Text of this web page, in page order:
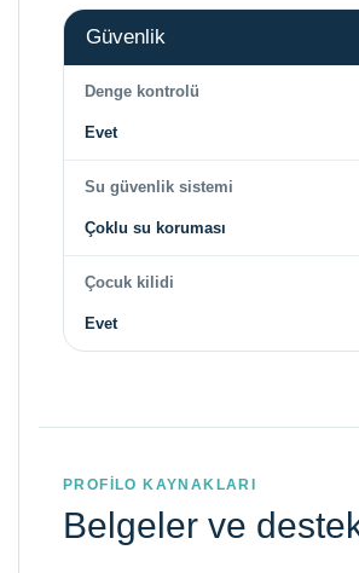
Güvenlik
Denge kontrolü
Evet
Su güvenlik sistemi
Çoklu su koruması
Çocuk kilidi
Evet
PROFİLO KAYNAKLARI
Belgeler ve